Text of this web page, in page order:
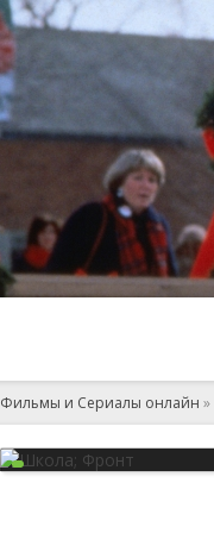
Фильмы и Сериалы онлайн »